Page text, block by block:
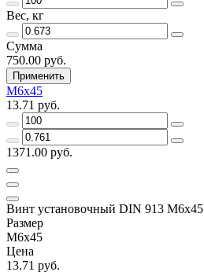
Вес, кг
Сумма
750.00 руб.
Применить
М6х45
13.71 руб.
1371.00 руб.
Винт установочный DIN 913 М6х45
Размер
М6х45
Цена
13.71 руб.